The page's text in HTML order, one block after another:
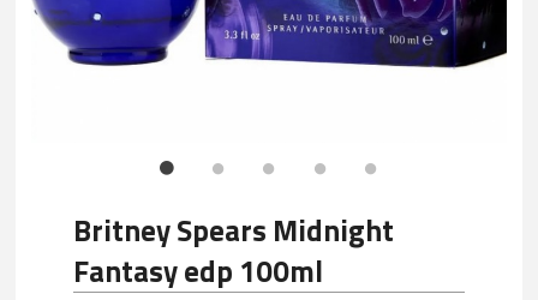
Britney Spears Midnight
Fantasy edp 100ml